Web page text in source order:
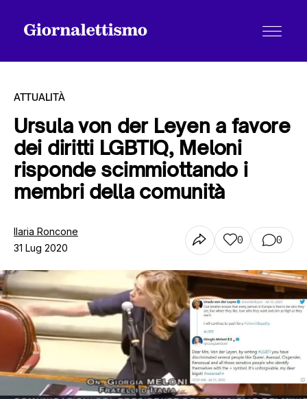
Tutti gli articoli
Contatti
ATTUALITÀ
Ursula von der Leyen a favore
dei diritti LGBTIQ, Meloni
risponde scimmiottando i
membri della comunità
Ilaria Roncone
31 Lug 2020
0 0